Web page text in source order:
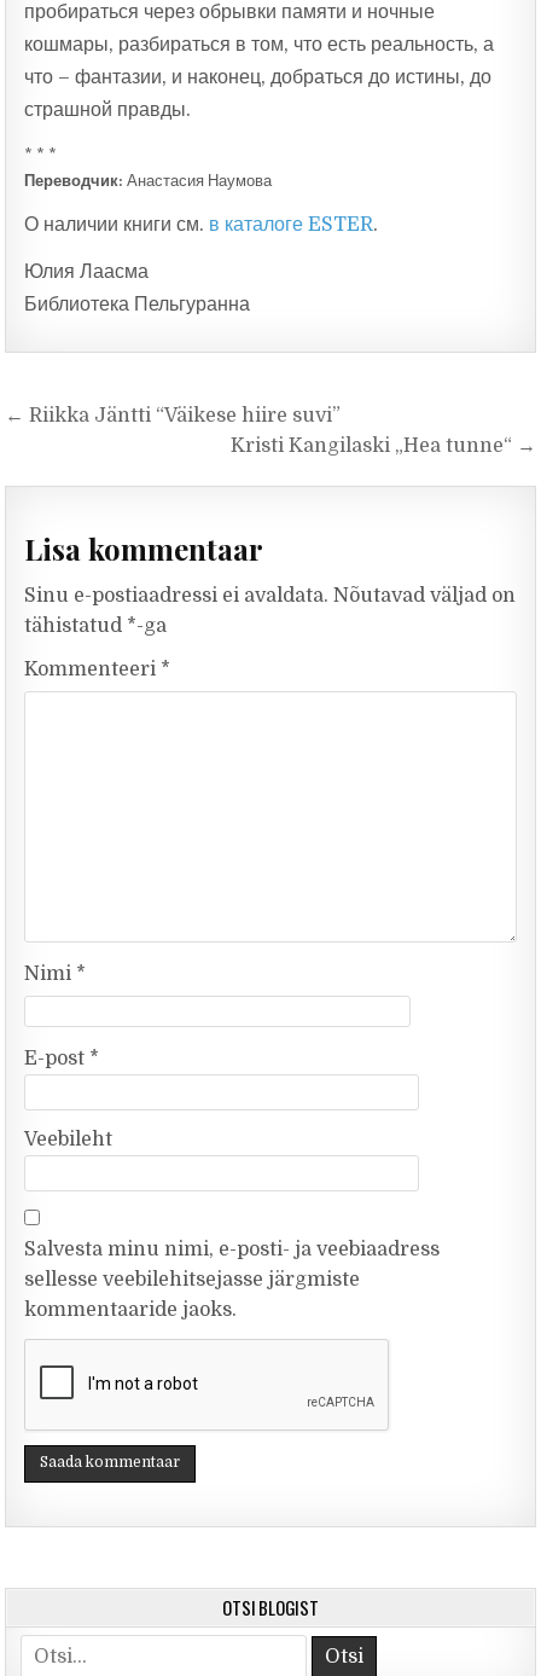
пробираться через обрывки памяти и ночные
кошмары, разбираться в том, что есть реальность, а
что – фантазии, и наконец, добраться до истины, до
страшной правды.
* * *
Переводчик: Анастасия Наумова
О наличии книги см. в каталоге ESTER.
Юлия Лаасма
Библиотека Пельгуранна
Navigeerimine
← Riikka Jäntti “Väikese hiire suvi”
Kristi Kangilaski „Hea tunne“ →
Lisa kommentaar
Sinu e-postiaadressi ei avaldata. Nõutavad väljad on
tähistatud *-ga
Kommenteeri *
Nimi *
E-post *
Veebileht
Salvesta minu nimi, e-posti- ja veebiaadress
sellesse veebilehitsejasse järgmiste
kommentaaride jaoks.
OTSI BLOGIST
Otsi